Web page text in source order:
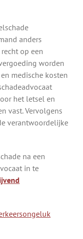
anders
op een
worden
medische kosten
het letsel en
vast. Vervolgens
verantwoordelijke
na een
in te